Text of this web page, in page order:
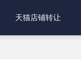
天猫店铺转让